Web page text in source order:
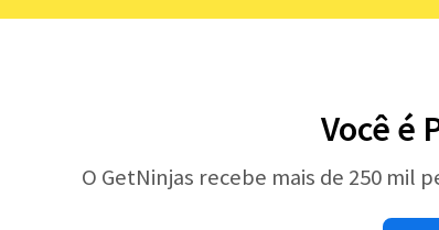
Você é
O GetNinjas recebe mais de 250 mil